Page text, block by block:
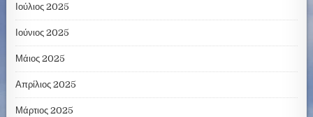
Ιούλιος 2025
Ιούνιος 2025
Μάιος 2025
Απρίλιος 2025
Μάρτιος 2025